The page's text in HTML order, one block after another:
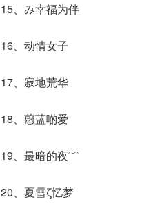
15、み幸福为伴
16、动情女子
17、寂地荒华
18、藯蓝啲爱
19、最暗的夜﹌
20、夏雪ζ忆梦